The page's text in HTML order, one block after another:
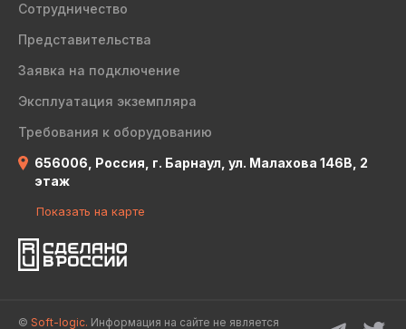
Сотрудничество
Представительства
Заявка на подключение
Эксплуатация экземпляра
Требования к оборудованию
656006, Россия, г. Барнаул, ул. Малахова 146В, 2
этаж
Показать на карте
© Soft-logic. Информация на сайте не является